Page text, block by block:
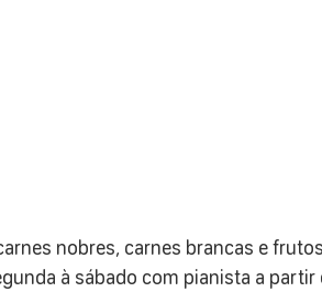
nobres, carnes brancas e
à sábado com pianista a partir